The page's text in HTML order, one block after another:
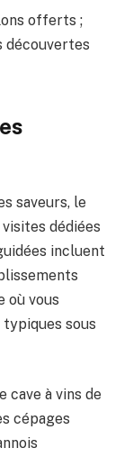
offerts ;
découvertes
saveurs, le
dédiées
incluent
où vous
sous
cave à vins de
cépages